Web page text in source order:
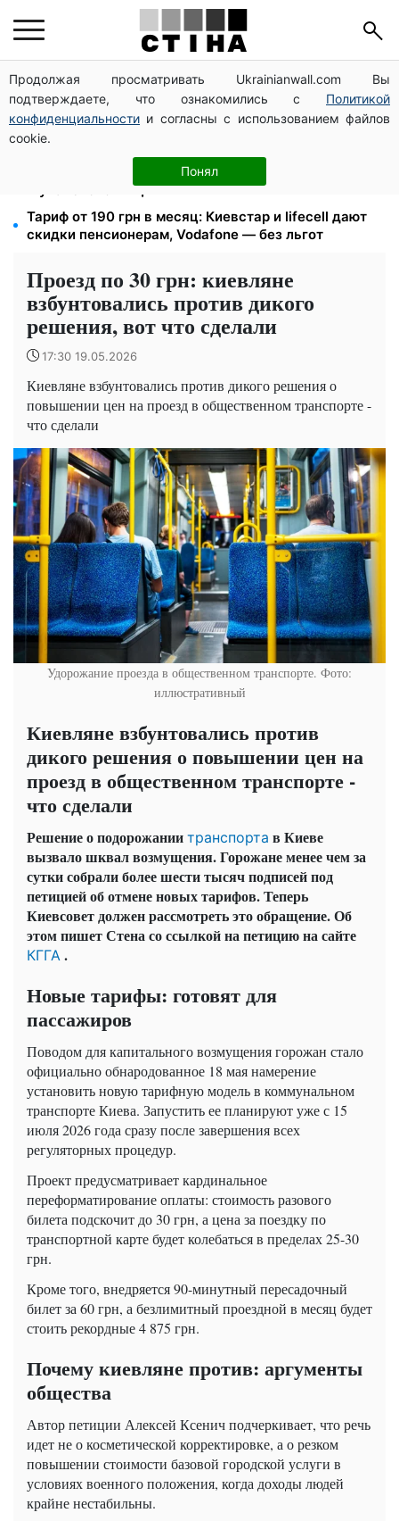
Продолжая просматривать Ukrainianwall.com Вы
подтверждаете, что ознакомились с Политикой
конфиденциальности и согласны с использованием файлов
cookie.
Понял
Помощь людям с инвалидностью I-II группы: DRC,
Acted и NP регистрируют дома на Херсонщине
Кэшбек до 40% на Netflix и YouTube: Ощадбанк и
Mastercard запустили акцию до конца октября
1500 списанных, 500 уехали сразу: обыски в
Мукачевском ТЦК и ВВК
Тариф от 190 грн в месяц: Киевстар и lifecell дают
скидки пенсионерам, Vodafone — без льгот
Проезд по 30 грн: киевляне
взбунтовались против дикого
решения, вот что сделали
17:30 19.05.2026
Киевляне взбунтовались против дикого решения о
повышении цен на проезд в общественном транспорте -
что сделали
Удорожание проезда в общественном транспорте. Фото:
иллюстративный
Киевляне взбунтовались против
дикого решения о повышении цен на
проезд в общественном транспорте -
что сделали
Решение о подорожании транспорта в Киеве
вызвало шквал возмущения. Горожане менее чем за
сутки собрали более шести тысяч подписей под
петицией об отмене новых тарифов. Теперь
Киевсовет должен рассмотреть это обращение. Об
этом пишет Стена со ссылкой на петицию на сайте
КГГА .
Новые тарифы: готовят для
пассажиров
Поводом для капитального возмущения горожан стало
официально обнародованное 18 мая намерение
установить новую тарифную модель в коммунальном
транспорте Киева. Запустить ее планируют уже с 15
июля 2026 года сразу после завершения всех
регуляторных процедур.
Проект предусматривает кардинальное
переформатирование оплаты: стоимость разового
билета подскочит до 30 грн, а цена за поездку по
транспортной карте будет колебаться в пределах 25-30
грн.
Кроме того, внедряется 90-минутный пересадочный
билет за 60 грн, а безлимитный проездной в месяц будет
стоить рекордные 4 875 грн.
Почему киевляне против: аргументы
общества
Автор петиции Алексей Ксенич подчеркивает, что речь
идет не о косметической корректировке, а о резком
повышении стоимости базовой городской услуги в
условиях военного положения, когда доходы людей
крайне нестабильны.